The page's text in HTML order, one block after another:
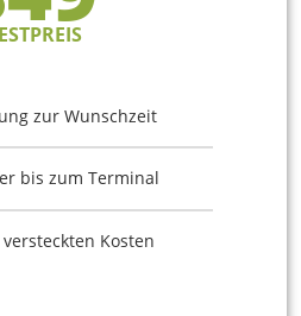
zur Wunschzeit
bis zum Terminal
Kosten